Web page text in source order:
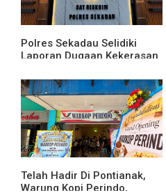
Polres Sekadau Selidiki
Laporan Dugaan Kekerasan
Dibawah Umur
Telah Hadir Di Pontianak,
Warung Kopi Perindo,